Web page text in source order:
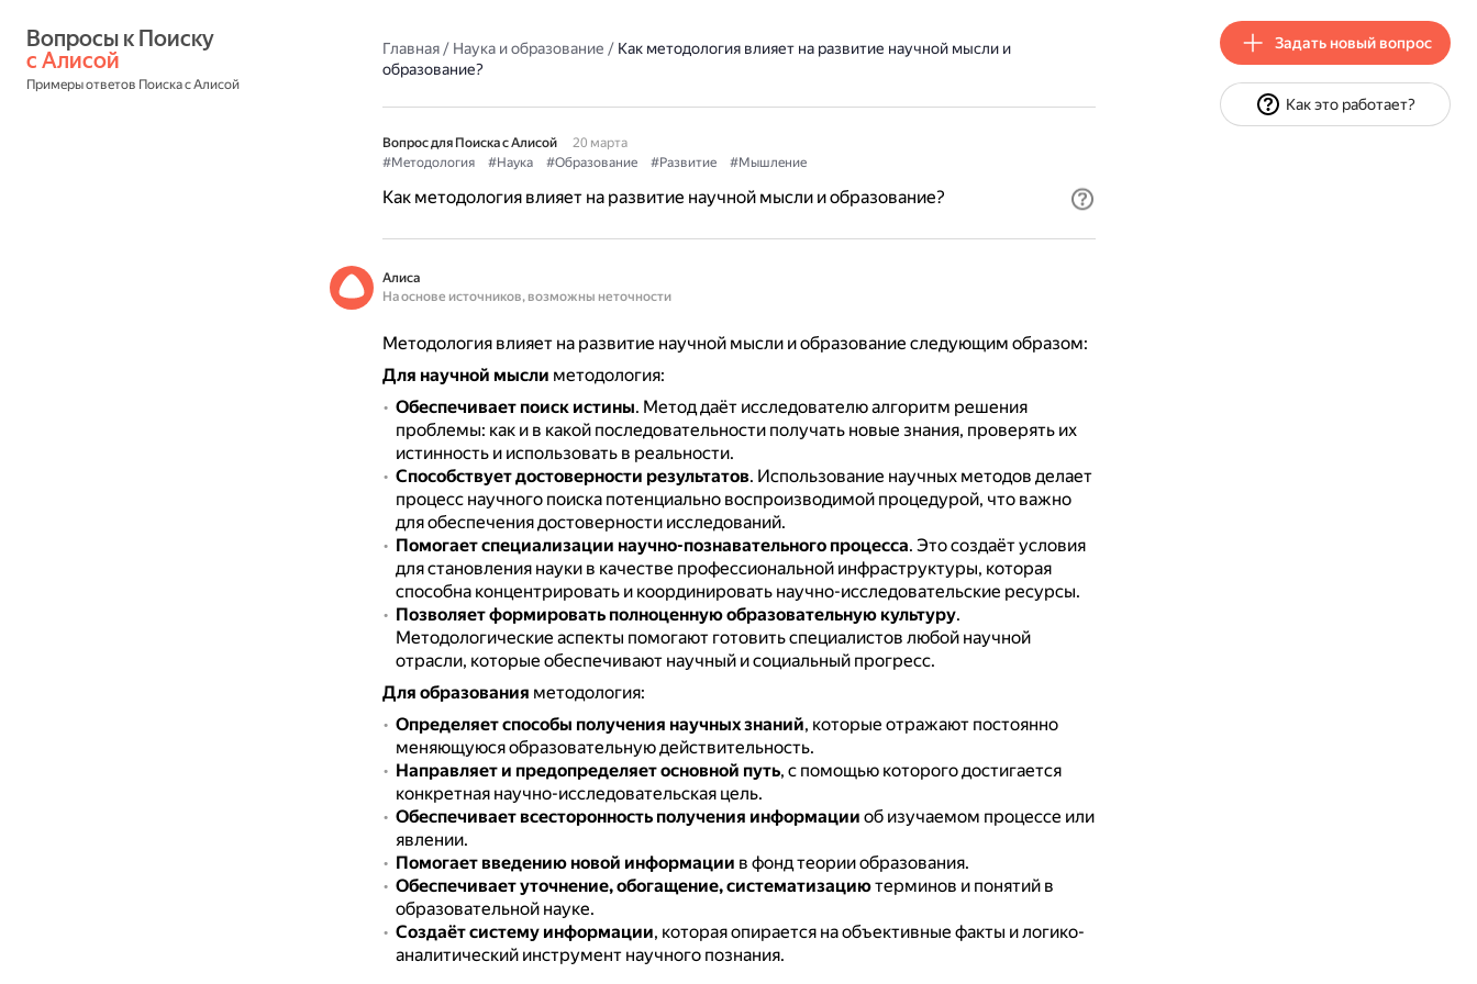
с Алисой
Примеры ответов Поиска с Алисой
Главная/ Наука и образование / Как методология влияет на развитие научной мысли и
образование?
Вопрос для Поиска с Алисой
20 марта
#Методология
#Наука #Образование #Развитие #Мышление
Как методология влияет на развитие научной мысли и образование?
Алиса
На основе источников, возможны неточности
Методология влияет на развитие научной мысли и образование следующим образом:
Для научной мысли методология:
Обеспечивает поиск истины. Метод даёт исследователю алгоритм решения
проблемы: как и в какой последовательности получать новые знания, проверять их
истинность и использовать в реальности.
Способствует достоверности результатов. Использование научных методов делает
процесс научного поиска потенциально воспроизводимой процедурой, что важно
для обеспечения достоверности исследований.
Помогает специализации научно-познавательного процесса. Это создаёт условия
для становления науки в качестве профессиональной инфраструктуры, которая
способна концентрировать и координировать научно-исследовательские ресурсы.
Позволяет формировать полноценную образовательную культуру.
Методологические аспекты помогают готовить специалистов любой научной
отрасли, которые обеспечивают научный и социальный прогресс.
Для образования методология:
Определяет способы получения научных знаний, которые отражают постоянно
меняющуюся образовательную действительность.
Направляет и предопределяет основной путь, с помощью которого достигается
конкретная научно-исследовательская цель.
Обеспечивает всесторонность получения информации об изучаемом процессе или
явлении.
Помогает введению новой информации в фонд теории образования.
Обеспечивает уточнение, обогащение, систематизациютерминов и понятий в
образовательной науке.
Создаёт систему информации, которая опирается на объективные факты и логико-
аналитический инструмент научного познания.
Задать новый вопрос
Как это работает?